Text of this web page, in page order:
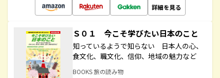
詳細を見る
Ｓ０１ 今こそ学びたい日本のこと
知っているようで知らない 日本人の心、
食文化、職文化、信仰、地域の魅力など
BOOKS 旅の読み物